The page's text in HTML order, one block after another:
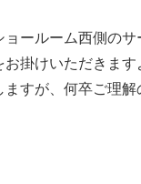
ールーム西側のサ
掛けいただきます
すが、何卒ご理解
動